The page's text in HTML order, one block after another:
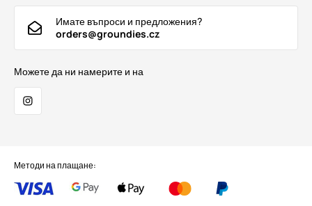
Имате въпроси и предложения?
orders@groundies.cz
Можете да ни намерите и на
Методи на плащане: